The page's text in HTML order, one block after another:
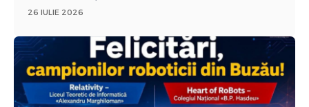
26 IULIE 2026